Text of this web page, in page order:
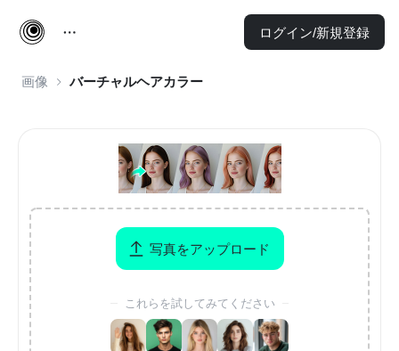
ログイン/新規登録
画像 バーチャルヘアカラー
写真をアップロード
これらを試してみてください